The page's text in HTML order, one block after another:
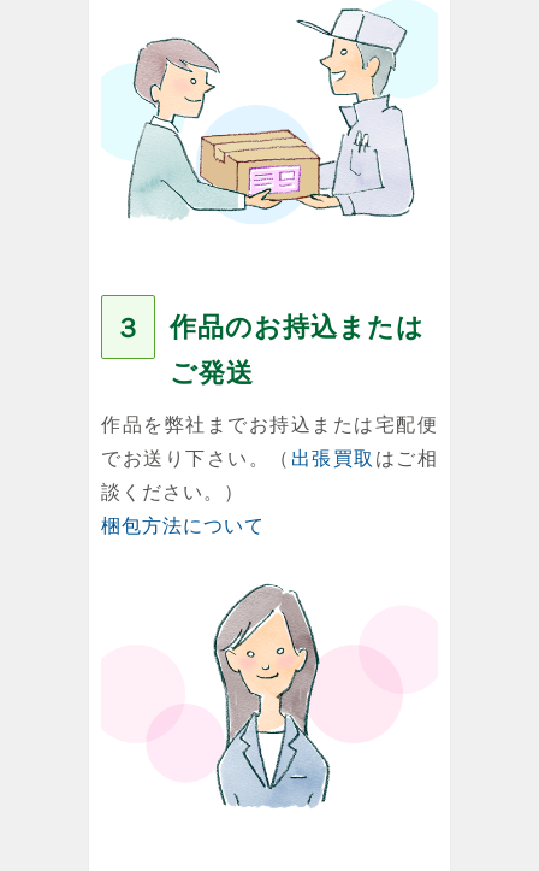
３
作品のお持込または
ご発送
作品を弊社までお持込または宅配便
でお送り下さい。（ 出張買取 はご相
談ください。）
梱包方法について